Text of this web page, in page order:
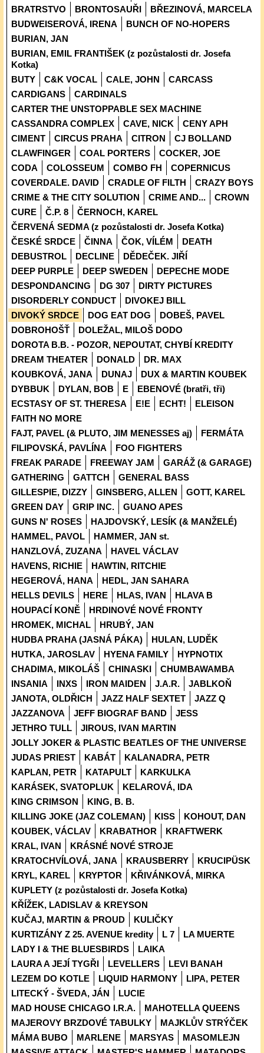
BRATRSTVO
BRONTOSAUŘI
BŘEZINOVÁ, MARCELA
BUDWEISEROVÁ, IRENA
BUNCH OF NO-HOPERS
BURIAN, JAN
BURIAN, EMIL FRANTIŠEK (z pozůstalosti dr. Josefa
Kotka)
BUTY
C&K VOCAL CALE, JOHN
CARCASS
CARDIGANS
CARDINALS
CARTER THE UNSTOPPABLE SEX MACHINE
CASSANDRA COMPLEX
CAVE, NICK
CENY APH
CIMENT
CIRCUS PRAHA CITRON
CJ BOLLAND
CLAWFINGER
COAL PORTERS
COCKER, JOE
CODA
COLOSSEUM COMBO FH
COPERNICUS
COVERDALE. DAVID
CRADLE OF FILTH
CRAZY BOYS
CRIME & THE CITY SOLUTION
CRIME AND...
CROWN
CURE
Č.P. 8
ČERNOCH, KAREL
ČERVENÁ SEDMA (z pozůstalosti dr. Josefa Kotka)
ČESKÉ SRDCE
ČINNA ČOK, VÍLÉM
DEATH
DEBUSTROL
DECLINE
DĚDEČEK. JIŘÍ
DEEP PURPLE
DEEP SWEDEN
DEPECHE MODE
DESPONDANCING
DG 307
DIRTY PICTURES
DISORDERLY CONDUCT
DIVOKEJ BILL
DIVOKÝ SRDCE
DOG EAT DOG
DOBEŠ, PAVEL
DOBROHOŠŤ
DOLEŽAL, MILOŠ DODO
DOROTA B.B. - POZOR, NEPOUTAT, CHYBÍ KREDITY
DREAM THEATER
DONALD
DR. MAX
KOUBKOVÁ, JANA
DUNAJ
DUX & MARTIN KOUBEK
DYBBUK
DYLAN, BOB E
EBENOVÉ (bratři, tři)
ECSTASY OF ST. THERESA
E!E ECHT!
ELEISON
FAITH NO MORE
FAJT, PAVEL (& PLUTO, JIM MENESSES aj)
FERMÁTA
FILIPOVSKÁ, PAVLÍNA
FOO FIGHTERS
FREAK PARADE
FREEWAY JAM
GARÁŽ (& GARAGE)
GATHERING
GATTCH
GENERAL BASS
GILLESPIE, DIZZY
GINSBERG, ALLEN
GOTT, KAREL
GREEN DAY
GRIP INC.
GUANO APES
GUNS N' ROSES
HAJDOVSKÝ, LESÍK (& MANŽELÉ)
HAMMEL, PAVOL
HAMMER, JAN st.
HANZLOVÁ, ZUZANA
HAVEL VÁCLAV
HAVENS, RICHIE
HAWTIN, RITCHIE
HEGEROVÁ, HANA
HEDL, JAN SAHARA
HELLS DEVILS
HERE HLAS, IVAN
HLAVA B
HOUPACÍ KONĚ
HRDINOVÉ NOVÉ FRONTY
HROMEK, MICHAL
HRUBÝ, JAN
HUDBA PRAHA (JASNÁ PÁKA)
HULAN, LUDĚK
HUTKA, JAROSLAV
HYENA FAMILY
HYPNOTIX
CHADIMA, MIKOLÁŠ
CHINASKI
CHUMBAWAMBA
INSANIA
INXS IRON MAIDEN J.A.R.
JABLKOŇ
JANOTA, OLDŘICH
JAZZ HALF SEXTET
JAZZ Q
JAZZANOVA
JEFF BIOGRAF BAND
JESS
JETHRO TULL
JIROUS, IVAN MARTIN
JOLLY JOKER & PLASTIC BEATLES OF THE UNIVERSE
JUDAS PRIEST
KABÁT
KALANADRA, PETR
KAPLAN, PETR
KATAPULT
KARKULKA
KARÁSEK, SVATOPLUK
KELAROVÁ, IDA
KING CRIMSON
KING, B. B.
KILLING JOKE (JAZ COLEMAN)
KISS
KOHOUT, DAN
KOUBEK, VÁCLAV
KRABATHOR
KRAFTWERK
KRAL, IVAN
KRÁSNÉ NOVÉ STROJE
KRATOCHVÍLOVÁ, JANA
KRAUSBERRY
KRUCIPÜSK
KRYL, KAREL
KRYPTOR
KŘIVÁNKOVÁ, MIRKA
KUPLETY (z pozůstalosti dr. Josefa Kotka)
KŘÍŽEK, LADISLAV & KREYSON
KUČAJ, MARTIN & PROUD
KULIČKY
KURTIZÁNY Z 25. AVENUE kredity
L 7
LA MUERTE
LADY I & THE BLUESBIRDS
LAIKA
LAURA A JEJÍ TYGŘI
LEVELLERS
LEVI BANAH
LEZEM DO KOTLE
LIQUID HARMONY
LIPA, PETER
LITECKÝ - ŠVEDA, JÁN
LUCIE
MAD HOUSE CHICAGO I.R.A.
MAHOTELLA QUEENS
MAJEROVY BRZDOVÉ TABULKY
MAJKLŮV STRÝČEK
MÁMA BUBO
MARLENE MARSYAS
MASOMLEJN